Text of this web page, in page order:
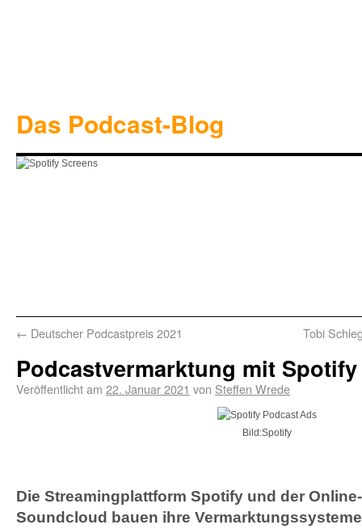
Das Podcast-Blog
← Deutscher Podcastpreis 2021 Tobi
Podcastvermarktung mit
Veröffentlicht am 22. Januar 2021 von Steffen Wrede
Bild:Spotify
Die Streamingplattform Spotify und der
Soundcloud bauen ihre